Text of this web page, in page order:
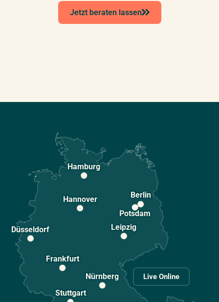
Jetzt beraten lassen
Hamburg
Berlin
Potsdam
Hannover
Leipzig
Düsseldorf
Frankfurt
Nürnberg
Stuttgart
Live Online